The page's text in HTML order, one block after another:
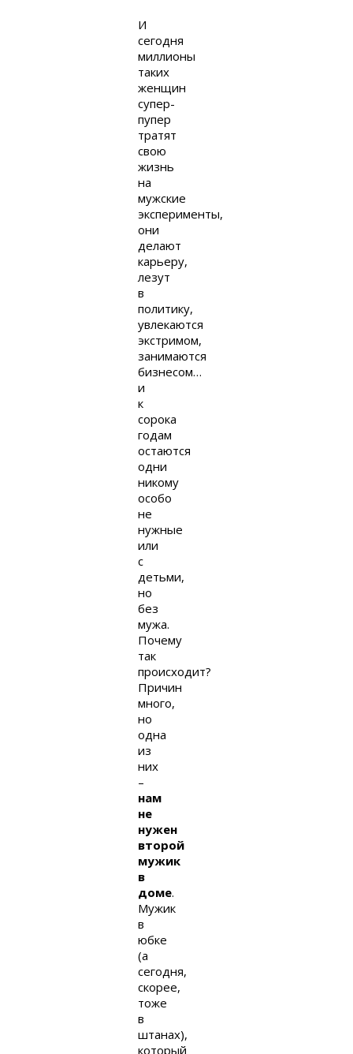
И
сегодня
миллионы
таких
женщин
супер-
пупер
тратят
свою
жизнь
на
мужские
эксперименты,
они
делают
карьеру,
лезут
в
политику,
увлекаются
экстримом,
занимаются
бизнесом…
и
к
сорока
годам
остаются
одни
никому
особо
не
нужные
или
с
детьми,
но
без
мужа.
Почему
так
происходит?
Причин
много,
но
одна
из
них
–
нам
не
нужен
второй
мужик
в
доме.
Мужик
в
юбке
(а
сегодня,
скорее,
тоже
в
штанах),
который